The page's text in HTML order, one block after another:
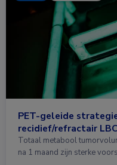
PET-geleide
recidief/refractair
Totaal metabool
na 1 maand zijn sterke